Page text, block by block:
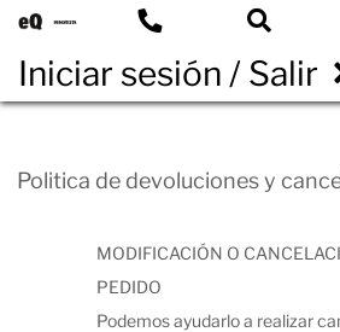
Iniciar sesión / Salir
Politica de devoluciones y
MODIFICACIÓN O
PEDIDO
Podemos ayudarlo a realizar